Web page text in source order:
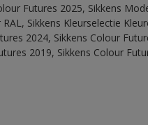
Futures 2025, Sikkens
Sikkens Kleurselectie
2024, Sikkens Colour
2019, Sikkens Colour